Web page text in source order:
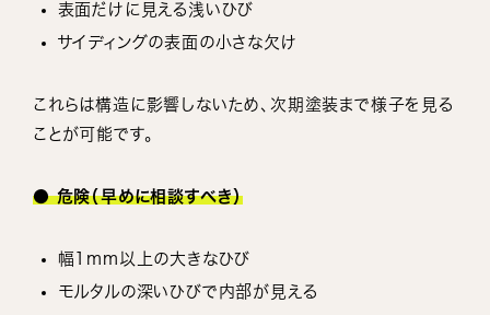
表面だけに見える浅いひび
サイディングの表面の小さな欠け
これらは構造に影響しないため、次期塗装まで様子を見る
ことが可能です。
● 危険（早めに相談すべき）
幅1mm以上の大きなひび
モルタルの深いひびで内部が見える